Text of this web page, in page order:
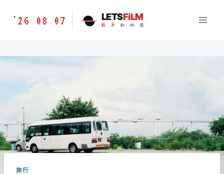
胶
味
LETSFILM
'26 08 07 LETSFiLM
胶 片 的 味 道
旅行